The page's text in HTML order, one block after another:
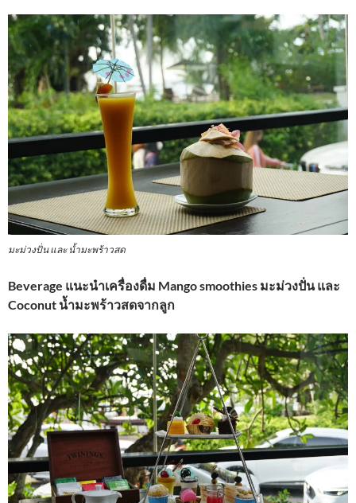
มะม่วงปั่น และ น้ำมะพร้าวสด
Beverage แนะนำเครื่องดื่ม Mango smoothies มะม่วงปั่น และ
Coconut น้ำมะพร้าวสดจากลูก